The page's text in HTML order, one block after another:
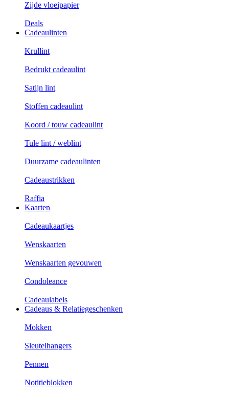
Zijde vloeipapier
Deals
Cadeaulinten
Krullint
Bedrukt cadeaulint
Satijn lint
Stoffen cadeaulint
Koord / touw cadeaulint
Tule lint / weblint
Duurzame cadeaulinten
Cadeaustrikken
Raffia
Kaarten
Cadeaukaartjes
Wenskaarten
Wenskaarten gevouwen
Condoleance
Cadeaulabels
Cadeaus & Relatiegeschenken
Mokken
Sleutelhangers
Pennen
Notitieblokken